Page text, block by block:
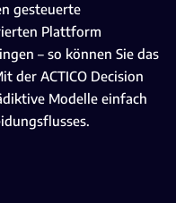
gesteuerte
Plattform
– so können Sie das
der ACTICO Decision
Modelle einfach